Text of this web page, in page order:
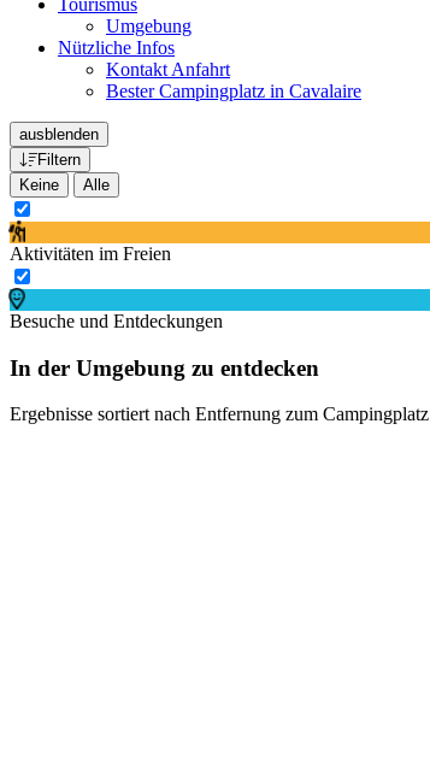
Tourismus
Umgebung
Nützliche Infos
Kontakt Anfahrt
Bester Campingplatz in Cavalaire
ausblenden
Filtern
Keine
Alle
Aktivitäten im Freien
Besuche und Entdeckungen
In der Umgebung zu entdecken
Ergebnisse sortiert nach Entfernung zum Campingplatz